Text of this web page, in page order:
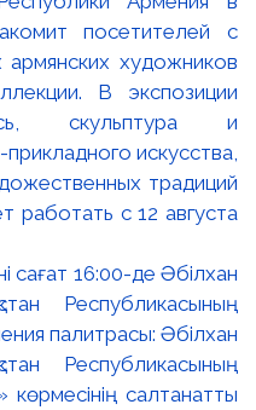
сағат 16:00-де Әбілхан
Республикасының
палитрасы: Әбілхан
Республикасының
көрмесінің салтанатты